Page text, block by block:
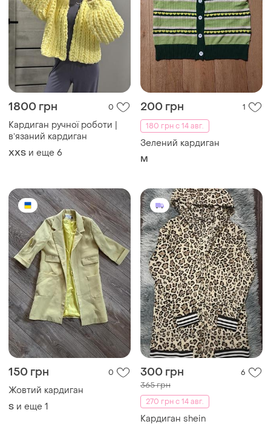
1800 грн 0
Кардиган ручної роботи |
вʼязаний кардиган
XХS и еще 6
200 грн
1
180 грн с 14 авг.
Зелений кардиган
M
150 грн 0
Жовтий кардиган
S и еще 1
300 грн 6
365 грн
270 грн с 14 авг.
Кардиган shein